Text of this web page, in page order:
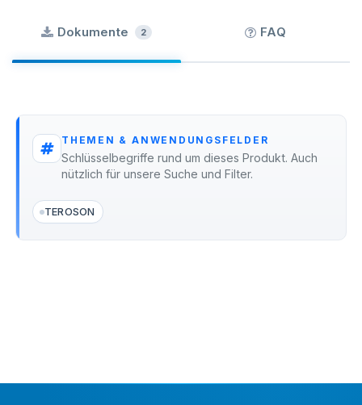
Dokumente 2 FAQ
THEMEN & ANWENDUNGSFELDER
Schlüsselbegriffe rund um dieses Produkt. Auch
nützlich für unsere Suche und Filter.
TEROSON